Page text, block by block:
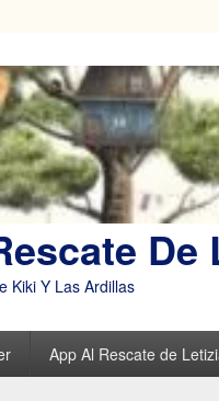
De
Kiki Y Las Ardillas
App Al Rescate de